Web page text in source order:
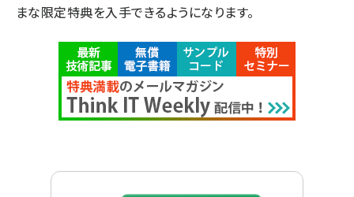
まな限定特典を入手できるようになります。